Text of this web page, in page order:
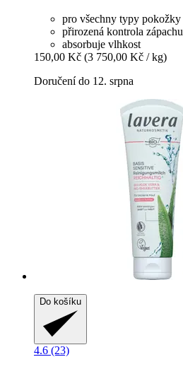
pro všechny typy pokožky
přirozená kontrola zápachu
absorbuje vlhkost
150,00 Kč (3 750,00 Kč / kg)
Doručení do 12. srpna
Do košíku
4.6 (23)